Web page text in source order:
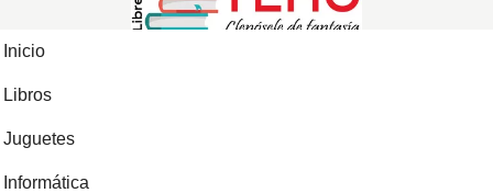
Inicio
Libros
Juguetes
Informática